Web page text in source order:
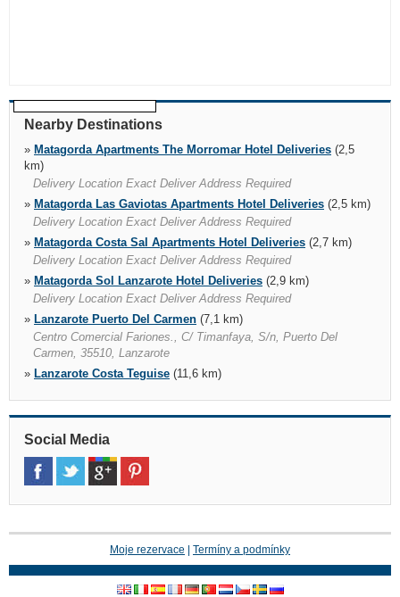
Nearby Destinations
» Matagorda Apartments The Morromar Hotel Deliveries (2,5
km)
Delivery Location Exact Deliver Address Required
» Matagorda Las Gaviotas Apartments Hotel Deliveries (2,5 km)
Delivery Location Exact Deliver Address Required
» Matagorda Costa Sal Apartments Hotel Deliveries (2,7 km)
Delivery Location Exact Deliver Address Required
» Matagorda Sol Lanzarote Hotel Deliveries (2,9 km)
Delivery Location Exact Deliver Address Required
» Lanzarote Puerto Del Carmen (7,1 km)
Centro Comercial Fariones., C/ Timanfaya, S/n, Puerto Del
Carmen, 35510, Lanzarote
» Lanzarote Costa Teguise (11,6 km)
Deliveries(21,6 km)
Delivery Location Exact Deliver Address Required, Lanzarote,
35580
35580
Playa Blanca Hesperia Playa Dorada Hotel Deliveries
km)
Delivery Location Exact Deliver Address Required, Lanzarote,
Social Media
Moje rezervace Termíny a podmínky